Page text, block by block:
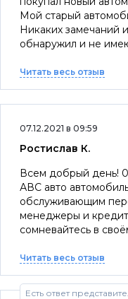
Мой старый
Никаких замечаний
обнаружил и не
Читать весь отзыв
07.12.2021 в 09:59
Ростислав К.
Всем добрый день!
АВС авто
обслуживающим
менеджеры и
сомневайтесь в
Читать весь отзыв
Есть ответ